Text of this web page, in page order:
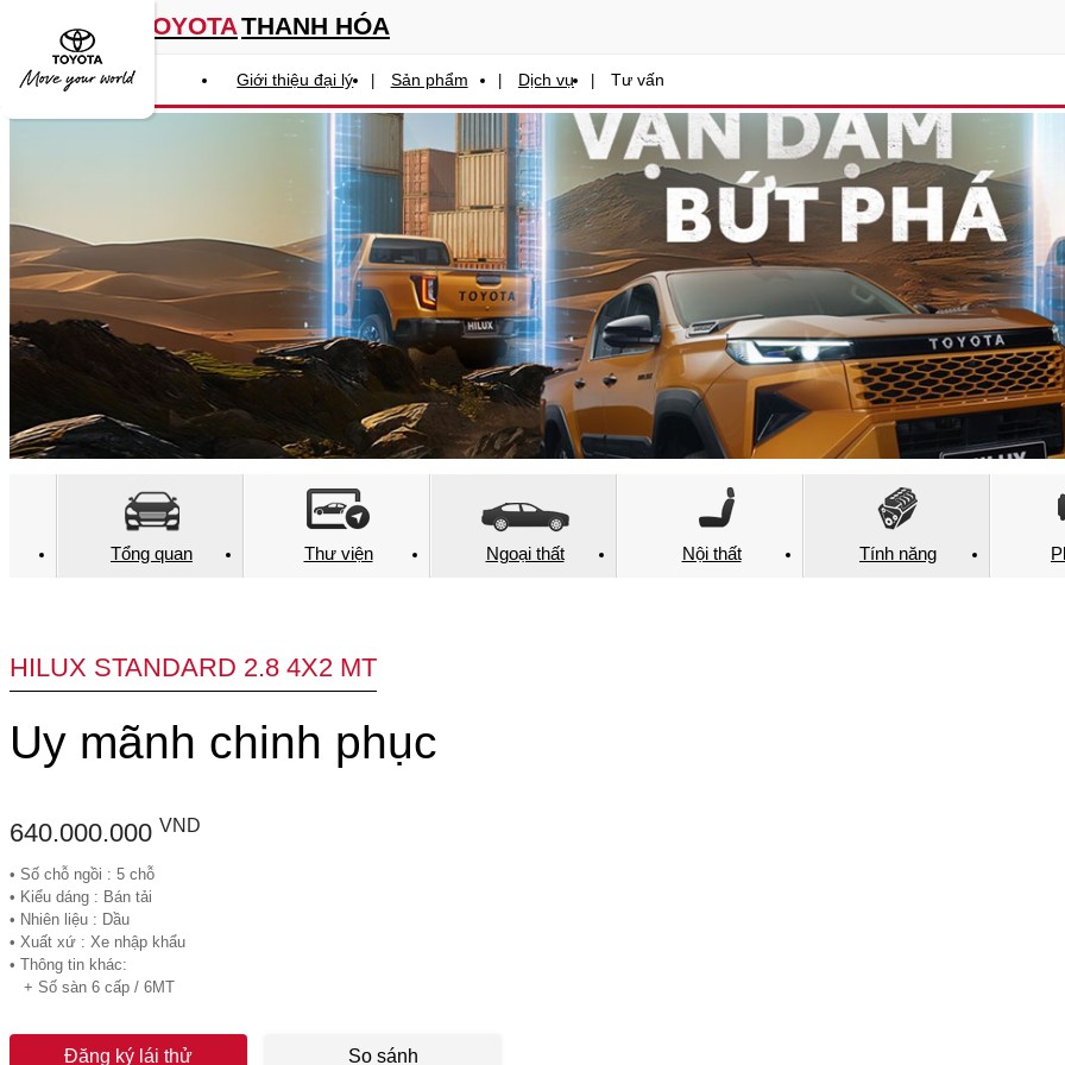
(Hotline)
Liên hệ
TOYOTATHANH HÓA
Giới thiệu đại lý Sản phẩm Dịch vụ Tư vấn
Tổng quan Thư viện Ngoại thất Nội thất Tính năng
HILUX STANDARD 2.8 4X2 MT
Uy mãnh chinh phục
640.000.000 VND
• Số chỗ ngồi : 5 chỗ
• Kiểu dáng : Bán tải
• Nhiên liệu : Dầu
• Xuất xứ : Xe nhập khẩu
• Thông tin khác:
+ Số sàn 6 cấp / 6MT
Đăng ký lái thử So sánh